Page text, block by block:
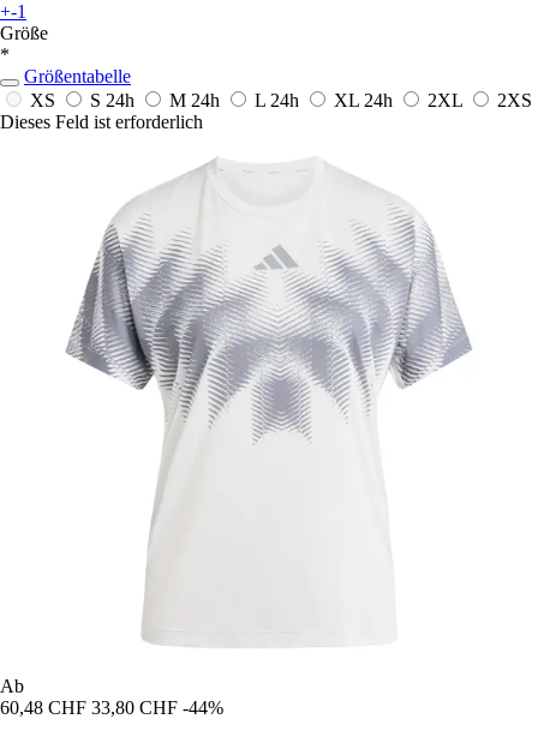
+-1
Größe
*
Größentabelle
XS
S 24h M 24h L 24h XL 24h 2XL
2XS
Dieses Feld ist erforderlich
Ab
60,48 CHF 33,80 CHF -44%